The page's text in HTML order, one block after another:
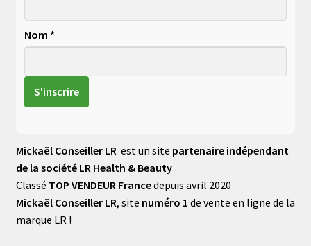
Nom *
Mickaël Conseiller LR est un site partenaire indépendant
de la société LR Health & Beauty
Classé TOP VENDEUR Francedepuis avril 2020
Mickaël Conseiller LR, site numéro 1 de vente en ligne de la
marque LR !